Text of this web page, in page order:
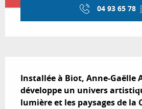
04 93 65 78
Installée à Biot, Anne-Gaëlle
développe un univers
lumière et les paysages de la